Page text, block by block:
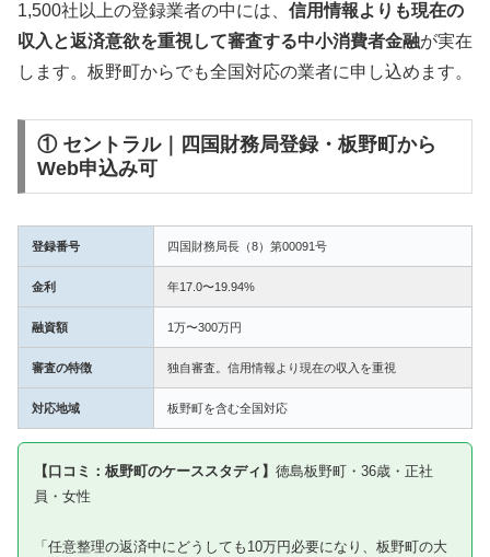
1,500社以上の登録業者の中には、 信用情報よりも現在の
収入と返済意欲を重視して審査する中小消費者金融が実在
します。板野町からでも全国対応の業者に申し込めます。
① セントラル｜四国財務局登録・板野町から
Web申込み可
登録番号 四国財務局長（8）第00091号
金利 年17.0〜19.94%
融資額 1万〜300万円
審査の特徴 独自審査。信用情報より現在の収入を重視
対応地域 板野町を含む全国対応
【口コミ：板野町のケーススタディ】 徳島板野町・36歳・正社
員・女性
「任意整理の返済中にどうしても10万円必要になり、板野町の大